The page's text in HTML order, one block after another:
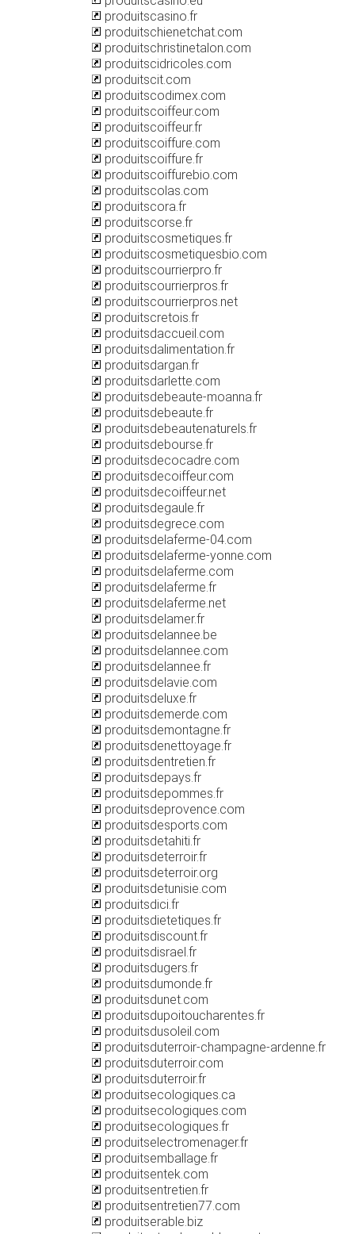
produitscasino.fr
produitschienetchat.com
produitschristinetalon.com
produitscidricoles.com
produitscit.com
produitscodimex.com
produitscoiffeur.com
produitscoiffeur.fr
produitscoiffure.com
produitscoiffure.fr
produitscoiffurebio.com
produitscolas.com
produitscora.fr
produitscorse.fr
produitscosmetiques.fr
produitscosmetiquesbio.com
produitscourrierpro.fr
produitscourrierpros.fr
produitscourrierpros.net
produitscretois.fr
produitsdaccueil.com
produitsdalimentation.fr
produitsdargan.fr
produitsdarlette.com
produitsdebeaute-moanna.fr
produitsdebeaute.fr
produitsdebeautenaturels.fr
produitsdebourse.fr
produitsdecocadre.com
produitsdecoiffeur.com
produitsdecoiffeur.net
produitsdegaule.fr
produitsdegrece.com
produitsdelaferme-04.com
produitsdelaferme-yonne.com
produitsdelaferme.com
produitsdelaferme.fr
produitsdelaferme.net
produitsdelamer.fr
produitsdelannee.be
produitsdelannee.com
produitsdelannee.fr
produitsdelavie.com
produitsdeluxe.fr
produitsdemerde.com
produitsdemontagne.fr
produitsdenettoyage.fr
produitsdentretien.fr
produitsdepays.fr
produitsdepommes.fr
produitsdeprovence.com
produitsdesports.com
produitsdetahiti.fr
produitsdeterroir.fr
produitsdeterroir.org
produitsdetunisie.com
produitsdici.fr
produitsdietetiques.fr
produitsdiscount.fr
produitsdisrael.fr
produitsdugers.fr
produitsdumonde.fr
produitsdunet.com
produitsdupoitoucharentes.fr
produitsdusoleil.com
produitsduterroir-champagne-ardenne.fr
produitsduterroir.com
produitsduterroir.fr
produitsecologiques.ca
produitsecologiques.com
produitsecologiques.fr
produitselectromenager.fr
produitsemballage.fr
produitsentek.com
produitsentretien.fr
produitsentretien77.com
produitserable.biz